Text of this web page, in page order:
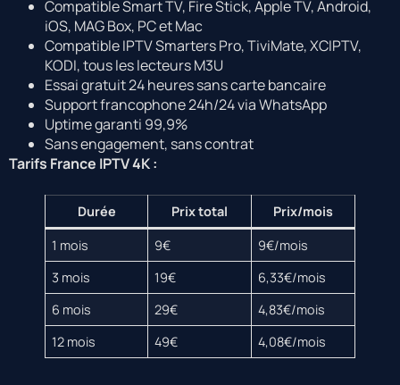
Compatible Smart TV, Fire Stick, Apple TV, Android,
iOS, MAG Box, PC et Mac
Compatible IPTV Smarters Pro, TiviMate, XCIPTV,
KODI, tous les lecteurs M3U
Essai gratuit 24 heures sans carte bancaire
Support francophone 24h/24 via WhatsApp
Uptime garanti 99,9%
Sans engagement, sans contrat
Tarifs France IPTV 4K :
Durée Prix total
Prix/mois
1 mois
9€
9€/mois
3 mois
19€
6,33€/mois
6 mois
29€
4,83€/mois
12 mois
49€ 4,08€/mois